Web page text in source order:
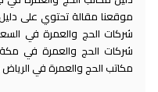
موقعنا مقالة تحتوي على
شركات الحج والعمرة في
شركات الحج والعمرة في
مكاتب الحج والعمرة في الرياض